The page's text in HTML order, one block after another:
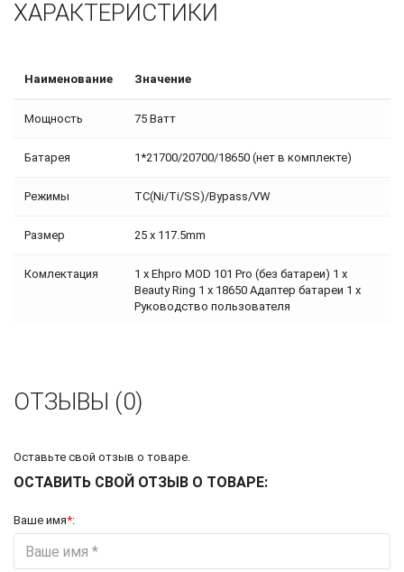
ХАРАКТЕРИСТИКИ
Наименование Значение
Мощность 75 Ватт
Батарея 1*21700/20700/18650 (нет в комплекте)
Режимы TC(Ni/Ti/SS)/Bypass/VW
Размер 25 x 117.5mm
Комлектация
1 х Ehpro MOD 101 Pro (без батареи) 1 х
Beauty Ring 1 х 18650 Адаптер батареи 1 х
Руководство пользователя
ОТЗЫВЫ (0)
Оставьте свой отзыв о товаре.
ОСТАВИТЬ СВОЙ ОТЗЫВ О ТОВАРЕ:
Ваше имя*: